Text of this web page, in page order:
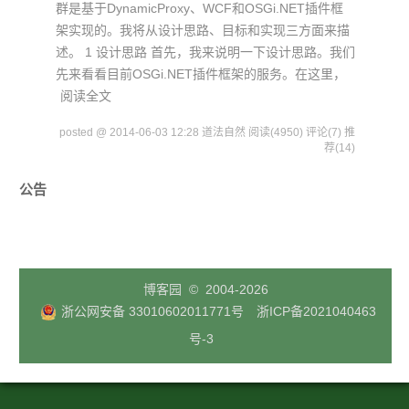
群是基于DynamicProxy、WCF和OSGi.NET插件框
架实现的。我将从设计思路、目标和实现三方面来描
述。 1 设计思路 首先，我来说明一下设计思路。我们
先来看看目前OSGi.NET插件框架的服务。在这里，
阅读全文
posted @ 2014-06-03 12:28 道法自然 阅读(4950) 评论(7) 推
荐(14)
公告
博客园
© 2004-2026
浙公网安备 33010602011771号
浙ICP备2021040463
号-3